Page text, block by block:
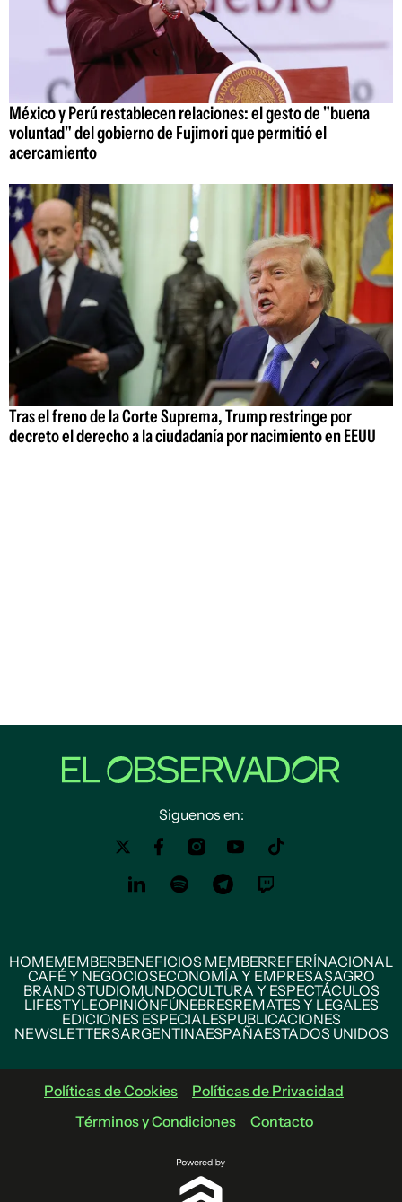
México y Perú restablecen relaciones: el gesto de "buena
voluntad" del gobierno de Fujimori que permitió el
acercamiento
Tras el freno de la Corte Suprema, Trump restringe por
decreto el derecho a la ciudadanía por nacimiento en EEUU
Siguenos en:
HOMEMEMBERBENEFICIOS MEMBERREFERÍNACIONAL
CAFÉ Y NEGOCIOSECONOMÍA Y EMPRESASAGRO
BRAND STUDIOMUNDOCULTURA Y ESPECTÁCULOS
LIFESTYLEOPINIÓNFÚNEBRESREMATES Y LEGALES
EDICIONES ESPECIALESPUBLICACIONES
NEWSLETTERSARGENTINAESPAÑAESTADOS UNIDOS
Políticas de Cookies
Políticas de Privacidad
Términos y Condiciones
Contacto